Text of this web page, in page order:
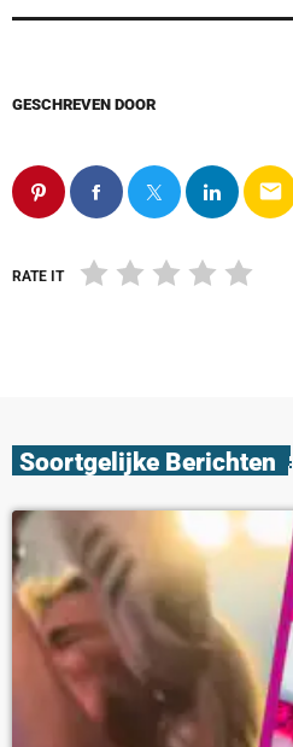
GESCHREVEN DOOR
email
RATE IT
Soortgelijke Berichten